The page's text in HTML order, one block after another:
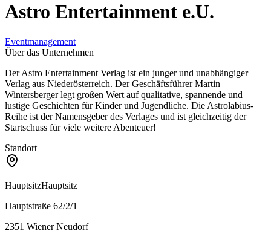
Astro Entertainment e.U.
Eventmanagement
Über das Unternehmen
Der Astro Entertainment Verlag ist ein junger und unabhängiger
Verlag aus Niederösterreich. Der Geschäftsführer Martin
Wintersberger legt großen Wert auf qualitative, spannende und
lustige Geschichten für Kinder und Jugendliche. Die Astrolabius-
Reihe ist der Namensgeber des Verlages und ist gleichzeitig der
Startschuss für viele weitere Abenteuer!
Standort
HauptsitzHauptsitz
Hauptstraße 62/2/1
2351 Wiener Neudorf